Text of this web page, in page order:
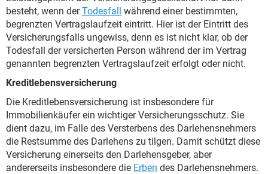
besteht, wenn derTodesfall während einer bestimmten,
begrenzten Vertragslaufzeit eintritt. Hier ist der Eintritt des
Versicherungsfalls ungewiss, denn es ist nicht klar, ob der
Todesfall der versicherten Person während der im Vertrag
genannten begrenzten Vertragslaufzeit erfolgt oder nicht.
Kreditlebensversicherung
Die Kreditlebensversicherung ist insbesondere für
Immobilienkäufer ein wichtiger Versicherungsschutz. Sie
dient dazu, im Falle des Versterbens des Darlehensnehmers
die Restsumme des Darlehens zu tilgen. Damit schützt diese
Versicherung einerseits den Darlehensgeber, aber
andererseits insbesondere die Erben des Darlehensnehmers.